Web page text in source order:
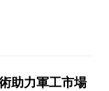
助力軍工市場